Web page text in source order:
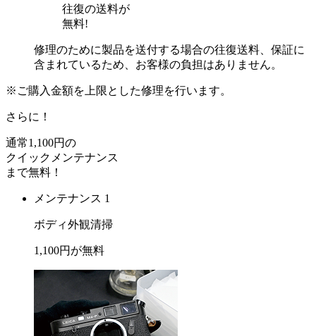
往復の送料が
無料!
修理のために製品を送付する場合の往復送料、保証に
含まれているため、お客様の負担はありません。
※ご購入金額を上限とした修理を行います。
さらに！
通常1,100円の
クイックメンテナンス
まで無料 ！
メンテナンス 1
ボディ外観清掃
1,100円が無料